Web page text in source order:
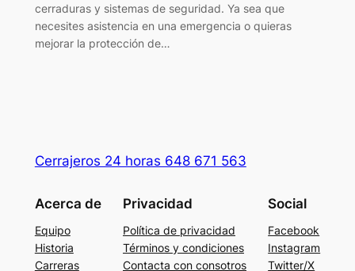
cerraduras y sistemas de seguridad. Ya sea que
necesites asistencia en una emergencia o quieras
mejorar la protección de…
Cerrajeros 24 horas 648 671 563
Acerca de
Equipo
Historia
Carreras
Privacidad
Política de privacidad
Términos y condiciones
Contacta con consotros
Social
Facebook
Instagram
Twitter/X